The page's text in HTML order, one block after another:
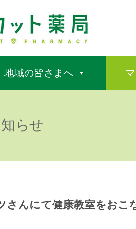
地域の皆さまへ
らせ
さんにて健康教室をおこ